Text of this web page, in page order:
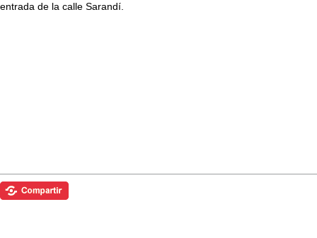
entrada de la calle Sarandí.